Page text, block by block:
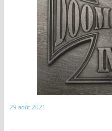
29 août 2021